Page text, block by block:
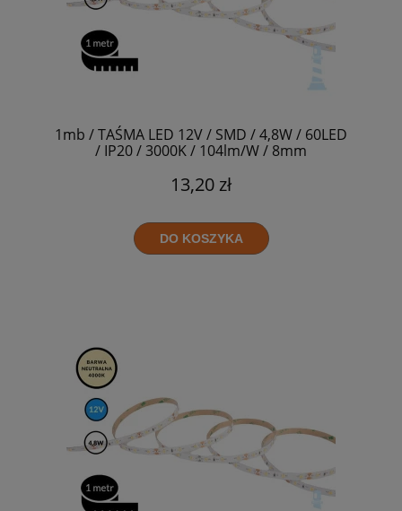
1mb / TAŚMA LED 12V / SMD / 4,8W / 60LED
/ IP20 / 3000K / 104lm/W / 8mm
13,20 zł
DO KOSZYKA